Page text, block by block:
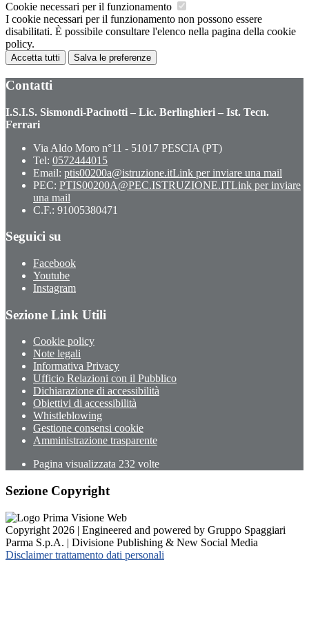
Cookie necessari per il funzionamento
I cookie necessari per il funzionamento non possono essere
disabilitati. È possibile consultare l'elenco nella pagina della cookie
policy.
Accetta tutti Salva le preferenze
Contatti
I.S.I.S. Sismondi-Pacinotti – Lic. Berlinghieri – Ist. Tecn.
Ferrari
Via Aldo Moro n°11 - 51017 PESCIA (PT)
Tel: 0572444015
Email: ptis00200a@istruzione.itLink per inviare una mail
PEC: PTIS00200A@PEC.ISTRUZIONE.ITLink per inviare
una mail
C.F.: 91005380471
Seguici su
Facebook
Youtube
Instagram
Sezione Link Utili
Cookie policy
Note legali
Informativa Privacy
Ufficio Relazioni con il Pubblico
Dichiarazione di accessibilità
Obiettivi di accessibilità
Whistleblowing
Gestione consensi cookie
Amministrazione trasparente
Pagina visualizzata 232 volte
Sezione Copyright
Copyright 2026 | Engineered and powered by Gruppo Spaggiari
Parma S.p.A. | Divisione Publishing & New Social Media
Disclaimer trattamento dati personali